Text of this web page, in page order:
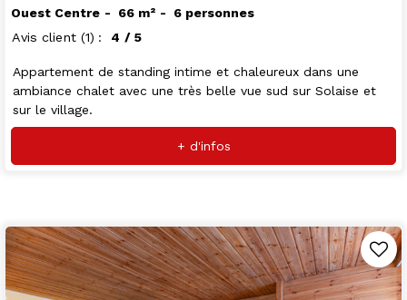
Ouest Centre 66 m²
6 personnes
Avis client (1) 4 / 5
Appartement de standing intime et chaleureux dans une
ambiance chalet avec une très belle vue sud sur Solaise et
sur le village.
+ d'infos